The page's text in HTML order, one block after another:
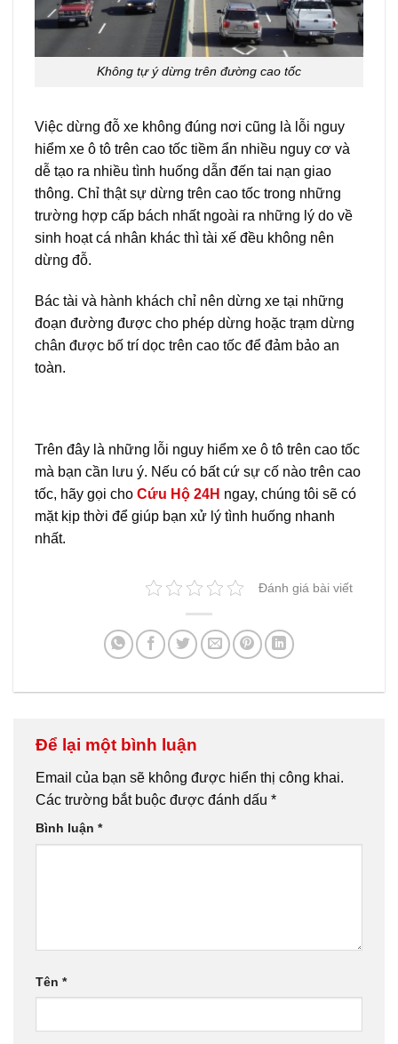
Không tự ý dừng trên đường cao tốc
Việc dừng đỗ xe không đúng nơi cũng là lỗi nguy
hiểm xe ô tô trên cao tốc tiềm ẩn nhiều nguy cơ và
dễ tạo ra nhiều tình huống dẫn đến tai nạn giao
thông. Chỉ thật sự dừng trên cao tốc trong những
trường hợp cấp bách nhất ngoài ra những lý do về
sinh hoạt cá nhân khác thì tài xế đều không nên
dừng đỗ.
Bác tài và hành khách chỉ nên dừng xe tại những
đoạn đường được cho phép dừng hoặc trạm dừng
chân được bố trí dọc trên cao tốc để đảm bảo an
toàn.
Trên đây là những lỗi nguy hiểm xe ô tô trên cao tốc
mà bạn cần lưu ý. Nếu có bất cứ sự cố nào trên cao
tốc, hãy gọi cho Cứu Hộ 24H ngay, chúng tôi sẽ có
mặt kịp thời để giúp bạn xử lý tình huống nhanh
nhất.
Đánh giá bài viết
Để lại một bình luận
Email của bạn sẽ không được hiển thị công khai.
Các trường bắt buộc được đánh dấu *
Bình luận *
Tên *